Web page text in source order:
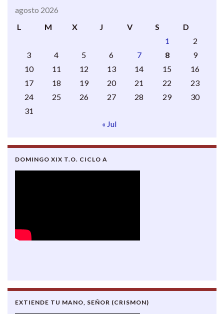
agosto 2026
L
M X J V S
D
1
2
3
4 5 6 7 8
9
10
11 12 13 14 15
16
17
18 19 20 21 22
23
24
25 26 27 28 29
30
31
« Jul
DOMINGO XIX T.O. CICLO A
EXTIENDE TU MANO, SEÑOR (CRISMON)